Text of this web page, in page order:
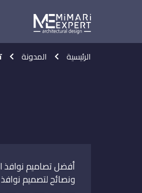
الرئيسية المدونة
أفضل تصاميم نوافذ
ونصائح لتصميم